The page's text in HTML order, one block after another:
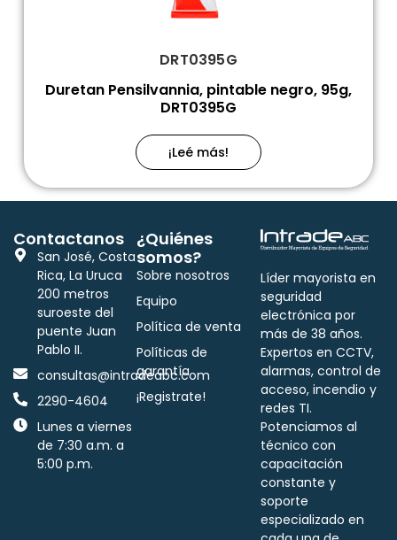
DRT0395G
Duretan Pensilvannia, pintable negro, 95g,
DRT0395G
¡Leé más!
Líder mayorista en
seguridad
electrónica por
más de 38 años.
Expertos en CCTV,
alarmas, control de
acceso, incendio y
redes TI.
Potenciamos al
técnico con
capacitación
constante y
soporte
especializado en
¿Quiénes
somos?
Sobre nosotros
Equipo
Política de venta
Políticas de
garantía
¡Registrate!
Contactanos
San José, Costa
Rica, La Uruca
200 metros
suroeste del
puente Juan
Pablo II.
consultas@intradeabc.com
2290-4604
Lunes a viernes
de 7:30 a.m. a
5:00 p.m.